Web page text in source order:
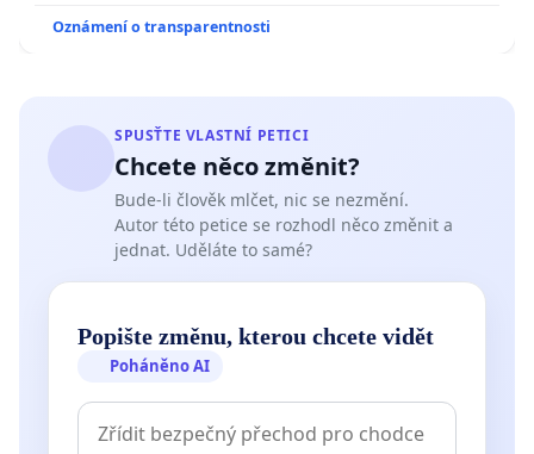
Oznámení o transparentnosti
SPUSŤTE VLASTNÍ PETICI
Chcete něco změnit?
Bude-li člověk mlčet, nic se nezmění.
Autor této petice se rozhodl něco změnit a
jednat. Uděláte to samé?
Popište změnu, kterou chcete vidět
Poháněno AI